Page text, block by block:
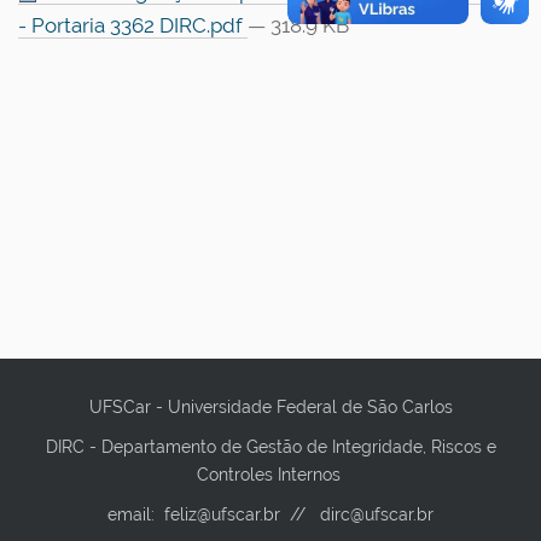
- Portaria 3362 DIRC.pdf — 318.9 KB
UFSCar - Universidade Federal de São Carlos
DIRC - Departamento de Gestão de Integridade, Riscos e
Controles Internos
email: feliz@ufscar.br // dirc@ufscar.br